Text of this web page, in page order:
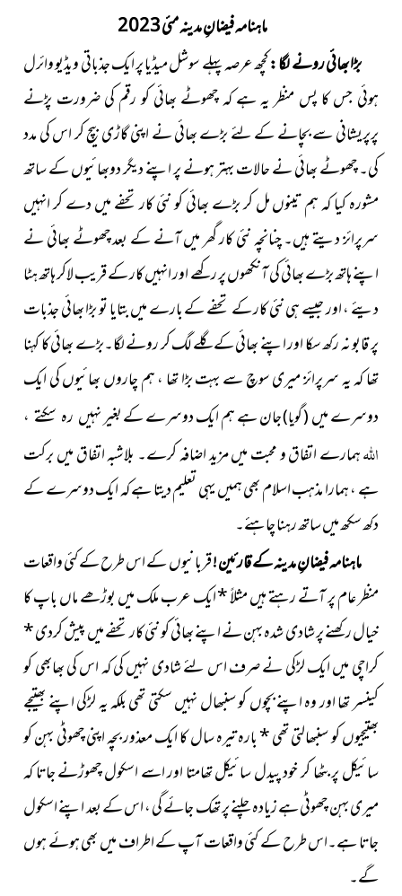
ماہنامہ فیضانِ مدینہ مئی 2023
بڑا بھائی رونے لگا :کچھ عرصہ پہلے سوشل میڈیا پر ایک جذباتی ویڈیو وائرل
ہوئی جس کا پس منظر یہ ہے کہ چھوٹے بھائی کو رقم کی ضرورت پڑنے
پرپریشانی سے بچانے کے لئے بڑے بھائی نے اپنی گاڑی بیچ کر اس کی مدد
کی۔ چھوٹے بھائی نے حالات بہتر ہونے پر اپنے دیگر دوبھائیوں کے ساتھ
مشورہ کیا کہ ہم تینوں مل کر بڑے بھائی کو نئی کار تحفے میں دے کر انہیں
سرپرائز دیتے ہیں۔ چنانچہ نئی کار گھر میں آنے کے بعد چھوٹے بھائی نے
اپنے ہاتھ بڑے بھائی کی آنکھوں پر رکھے اور انہیں کار کے قریب لاکر ہاتھ ہٹا
دیئے ، اور جیسے ہی نئی کار کے تحفے کے بارے میں بتایا تو بڑا بھائی جذبات
پر قابو نہ رکھ سکا اور اپنے بھائی کے گلے لگ کر رونے لگا۔بڑے بھائی کا کہنا
تھا کہ یہ سرپرائز میری سوچ سے بہت بڑا تھا ، ہم چاروں بھائیوں کی ایک
دوسرے میں( گویا )جان ہے ہم ایک دوسرے کے بغیرنہیں رہ سکتے ،
اللہہمارے اتفاق و محبت میں مزید اضافہ کرے۔بلاشبہ اتفاق میں برکت
ہے ، ہمارا مذہب اسلام بھی ہمیں یہی تعلیم دیتا ہے کہ ایک دوسرے کے
دکھ سکھ میں ساتھ رہنا چاہئے۔
ماہنامہ فیضانِ مدینہ کے قارئین !قربانیوں کے اس طرح کے کئی واقعات
منظر عام پر آتے رہتے ہیں مثلاً * ایک عرب ملک میں بوڑھے ماں باپ کا
خیال رکھنے پر شادی شدہ بہن نے اپنے بھائی کو نئی کار تحفے میں پیش کردی*
کراچی میں ایک لڑکی نے صرف اس لئے شادی نہیں کی کہ اس کی بھابھی کو
کینسر تھا اور وہ اپنے بچوں کو سنبھال نہیں سکتی تھی بلکہ یہ لڑکی اپنے بھتیجے
بھتیجیوں کو سنبھالتی تھی * بارہ تیرہ سال کا ایکمعذور بچہ اپنی چھوٹی بہن کو
سائیکل پر بٹھا کر خود پیدل سائیکل تھامتا اور اسے اسکول چھوڑنے جاتا کہ
میری بہن چھوٹی ہے زیادہ چلنے پر تھک جائے گی ، اس کے بعد اپنے اسکول
جاتا ہے۔اس طرح کے کئی واقعات آپ کے اطراف میں بھی ہوئے ہوں
گے۔